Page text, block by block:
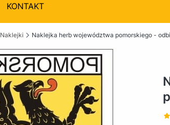
KONTAKT
Naklejki Naklejka herb województwa pomorskiego -